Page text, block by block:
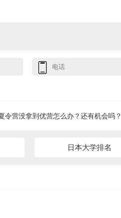
令营没拿到优营怎么办？还有机会吗？
日本大学排名